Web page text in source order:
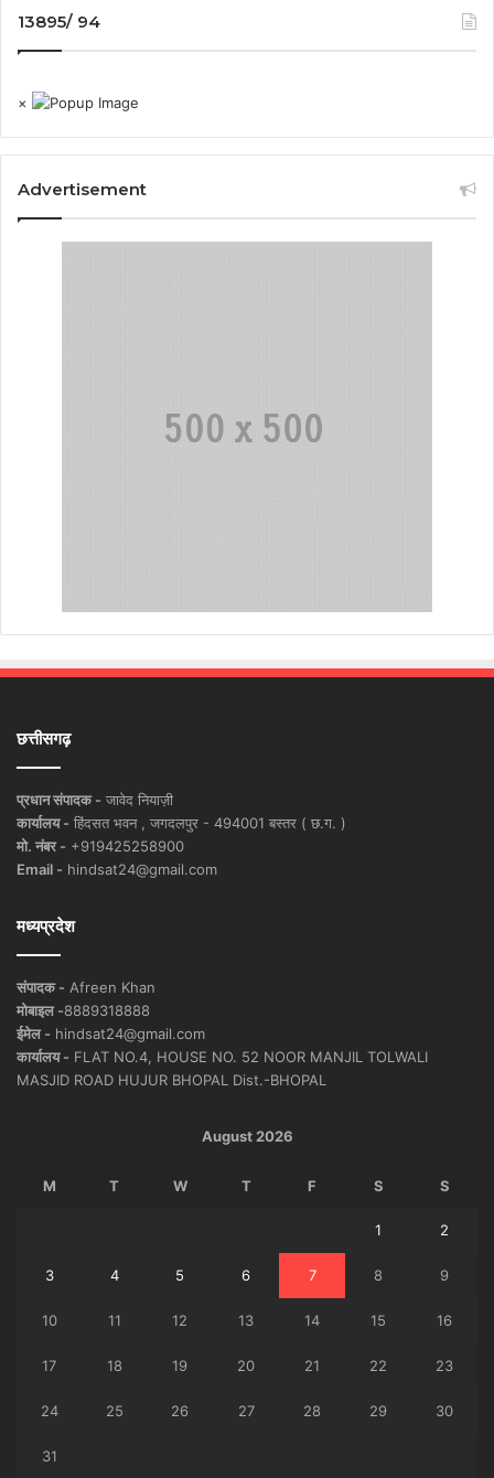
13895/ 94
×
Advertisement
छत्तीसगढ़
प्रधान संपादक - जावेद नियाज़ी
कार्यालय - हिंदसत भवन , जगदलपुर - 494001 बस्तर ( छ.ग. )
मो. नंबर - +919425258900
Email - hindsat24@gmail.com
मध्यप्रदेश
संपादक - Afreen Khan
मोबाइल -8889318888
ईमेल - hindsat24@gmail.com
कार्यालय - FLAT NO.4, HOUSE NO. 52 NOOR MANJIL TOLWALI
MASJID ROAD HUJUR BHOPAL Dist.-BHOPAL
August 2026
M T W T F S S
1 2
3 4 5 6 7 8 9
10 11 12 13 14 15 16
17 18 19 20 21 22 23
24 25 26 27 28 29 30
31